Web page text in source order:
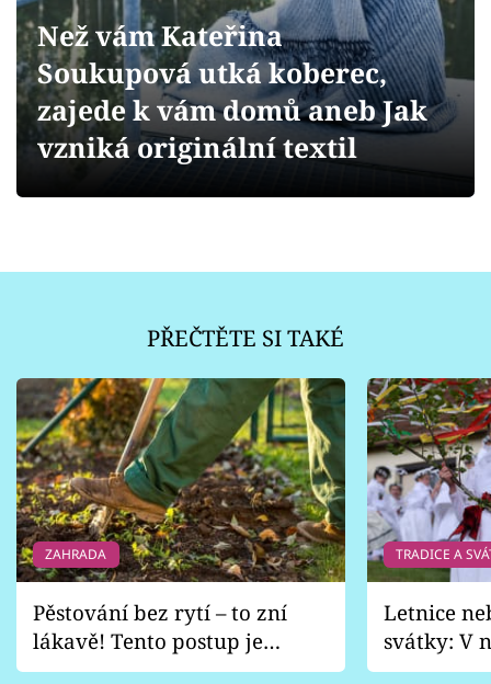
Přihlášení
Sledujte nás
Než vám Kateřina
Soukupová utká koberec,
zajede k vám domů aneb Jak
vzniká originální textil
PŘEČTĚTE SI TAKÉ
ZAHRADA
Pěstování bez rytí – to zní
lákavě! Tento postup je
vhodný jen pro některé
TRADICE A
Letnice
svátky: V
pondělí